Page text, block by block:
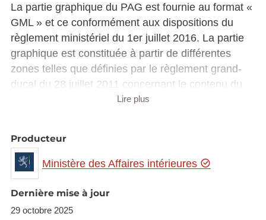
La partie graphique du PAG est fournie au format «
GML » et ce conformément aux dispositions du
règlement ministériel du 1er juillet 2016. La partie
graphique est constituée à partir de différentes
zones telles que définies par le règlement grand-
ducal du 28 juillet 2011 concernant le contenu du
plan d’aménagement général d’une commune.
format « DOCX ».
Les schémas directeurs couvrant l’ensemble des
zones soumises à l’élaboration d’un plan
d’aménagement particulier „nouveau quartier“ sont
Lire plus
Producteur
Ministère des Affaires intérieures
Dernière mise à jour
29 octobre 2025